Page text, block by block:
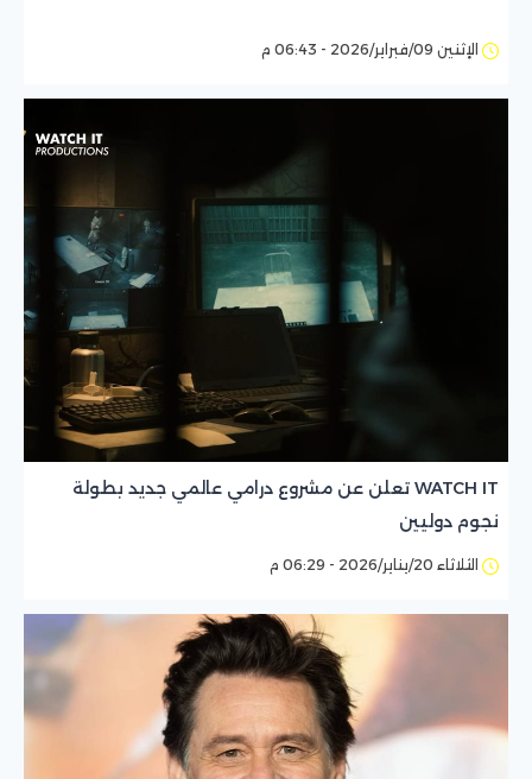
الإثنين 09/فبراير/2026 - 06:43 م
WATCH IT تعلن عن مشروع درامي عالمي جديد بطولة
نجوم دوليين
الثلاثاء 20/يناير/2026 - 06:29 م